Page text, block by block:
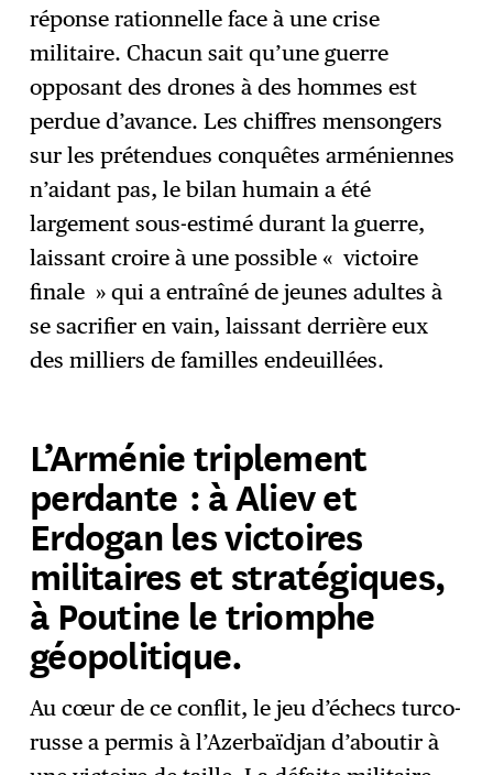
réponse rationnelle face à une crise
militaire. Chacun sait qu’une guerre
opposant des drones à des hommes est
perdue d’avance. Les chiffres mensongers
sur les prétendues conquêtes arméniennes
n’aidant pas, le bilan humain a été
largement sous-estimé durant la guerre,
laissant croire à une possible « victoire
finale » qui a entraîné de jeunes adultes à
se sacrifier en vain, laissant derrière eux
des milliers de familles endeuillées.
L’Arménie triplement
perdante : à Aliev et
Erdogan les victoires
militaires et stratégiques,
à Poutine le triomphe
géopolitique.
Au cœur de ce conflit, le jeu d’échecs turco-
russe a permis à l’Azerbaïdjan d’aboutir à